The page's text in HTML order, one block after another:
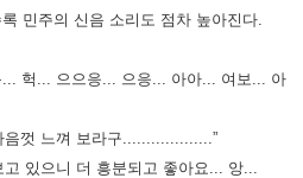
민주의 신음 소리도 점차 높아진다.
헉... 으으응... 으응... 아아... 여보... 아
껏 느껴 보라구...................”
있으니 더 흥분되고 좋아요... 앙...